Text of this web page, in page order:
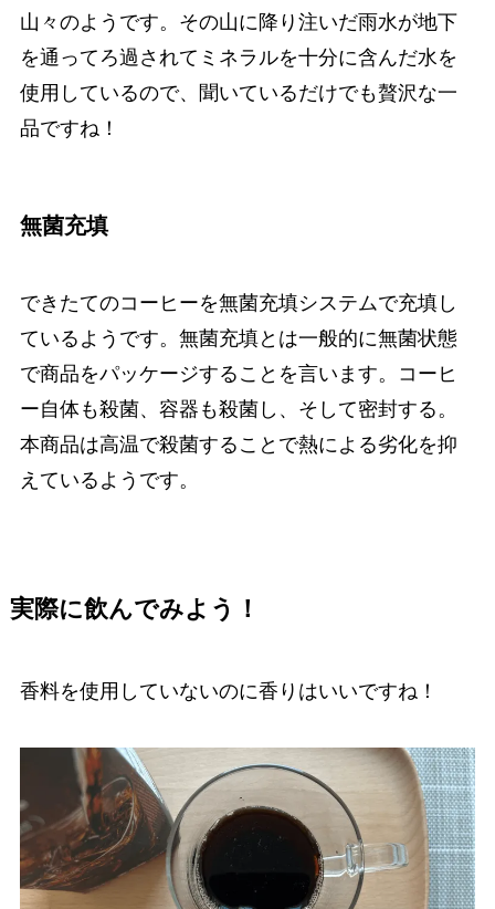
山々のようです。その山に降り注いだ雨水が地下
を通ってろ過されてミネラルを十分に含んだ水を
使用しているので、聞いているだけでも贅沢な一
品ですね！
無菌充填
できたてのコーヒーを無菌充填システムで充填し
ているようです。無菌充填とは一般的に無菌状態
で商品をパッケージすることを言います。コーヒ
ー自体も殺菌、容器も殺菌し、そして密封する。
本商品は高温で殺菌することで熱による劣化を抑
えているようです。
実際に飲んでみよう！
香料を使用していないのに香りはいいですね！